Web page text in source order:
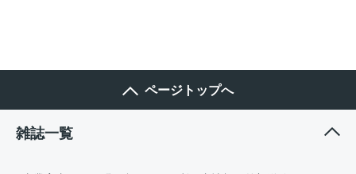
ページトップへ
雑誌一覧